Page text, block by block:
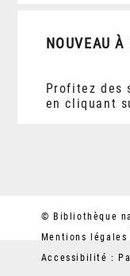
NOUVEAU
Profitez des
en cliquant
© Bibliothèque
Mentions légales
Accessibilité :